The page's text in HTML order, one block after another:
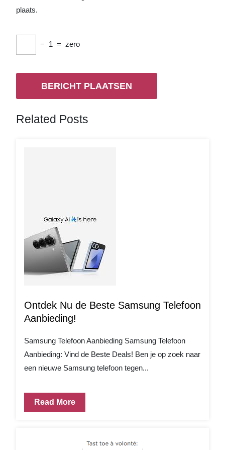
plaats.
− 1 = zero
Related Posts
Ontdek Nu de Beste Samsung Telefoon
Aanbieding!
Samsung Telefoon Aanbieding Samsung Telefoon
Aanbieding: Vind de Beste Deals! Ben je op zoek naar
een nieuwe Samsung telefoon tegen...
Read More